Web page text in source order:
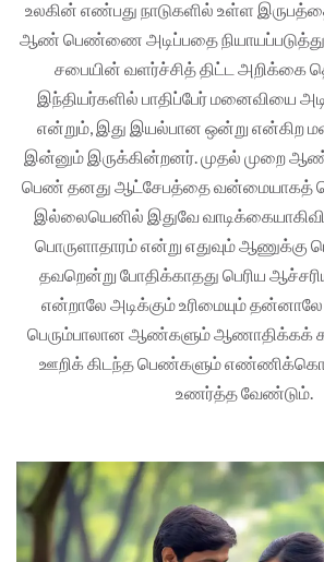
உலகின் எண்பது நாடுகளில் உள்ள
ஆண் பெண்ணை அடிப்பதை
சபையின் வளர்ச்சித் திட்ட அறிக்கை
இந்தியர்களில் பாதிப்பேர் மனைவியை
என்றும், இது இயல்பான ஒன்று என்கிற
இன்னும் இருக்கின்றனர். முதல் முறை
பெண் தனது ஆட்சேபத்தை வன்மையாகத்
இல்லையெனில் இதுவே
பொருளாதாரம் என்று எதுவும்
தவறென்று போதிக்காதது பெரிய
என்றாலே அடிக்கும் உரிமையும் தன்னாலே
பெரும்பாலான ஆண்களும் ஆணாதிக்கக்
ஊறிக் கிடந்த பெண்களும்
உணர்த்த வேண்டும்.